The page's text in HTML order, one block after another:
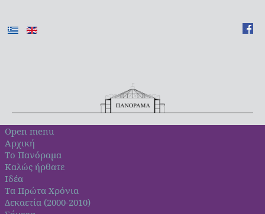
Open menu
Αρχική
Το Πανόραμα
Καλώς ήρθατε
Ιδέα
Τα Πρώτα Χρόνια
Δεκαετία (2000-2010)